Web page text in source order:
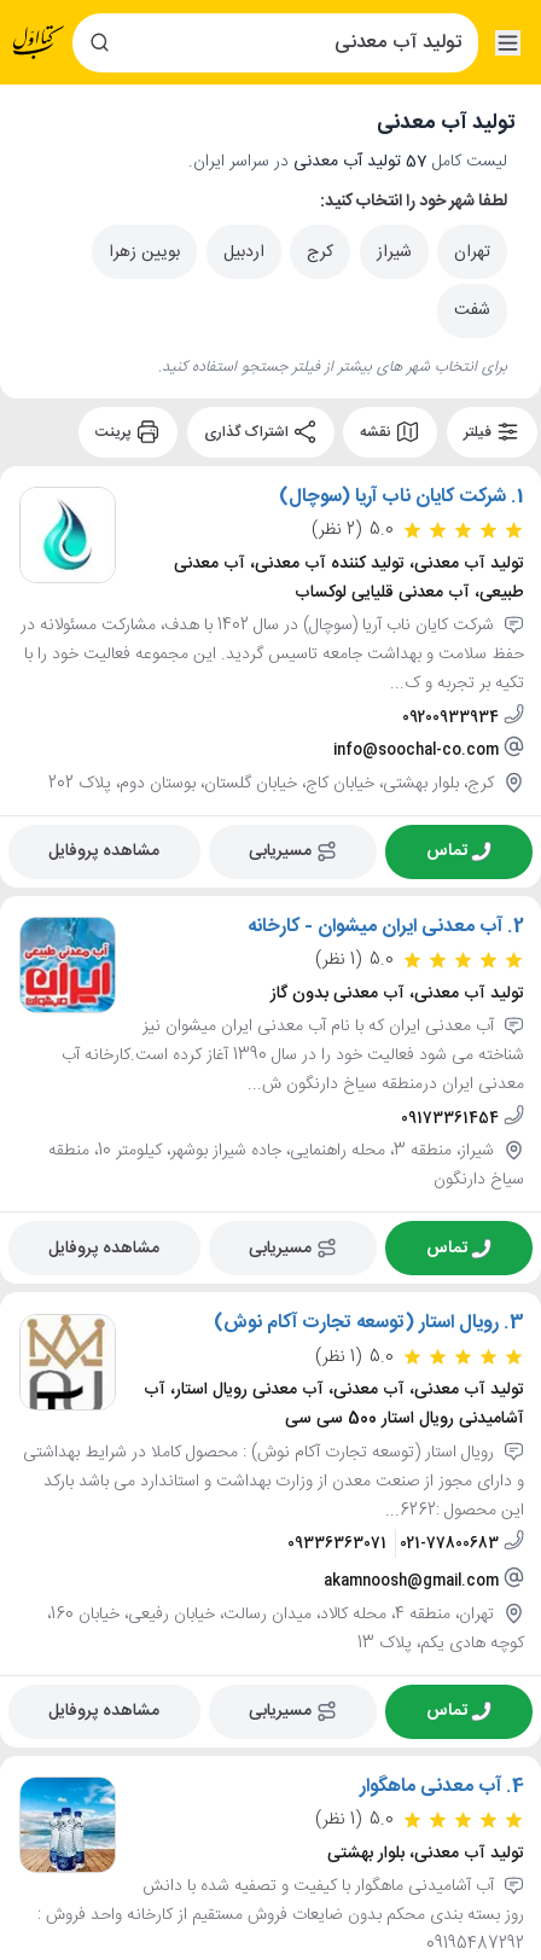
تولید آب معدنی
لیست کامل 57 تولید آب معدنی
در سراسر ایران.
لطفا شهر خود را انتخاب کنید:
تهران
شیراز کرج اردبیل بویین زهرا
شفت
برای انتخاب شهر های بیشتر از فیلتر جستجو استفاده کنید.
فیلتر نقشه
1. شرکت کایان ناب آریا (سوچال)
5.0 (2 نظر)
تولید آب معدنی، تولید کننده آب معدنی، آب معدنی
طبیعی، آب معدنی قلیایی لوکساب
شرکت کایان ناب آریا (سوچال) در سال 1402 با هدف، مشارکت مسئولانه در
حفظ سلامت و بهداشت جامعه تاسیس گردید. این مجموعه فعالیت خود را با
تکیه بر تجربه و ک...
09200933934
info@soochal-co.com
کرج، بلوار بهشتی، خیابان کاج، خیابان گلستان، بوستان دوم، پلاک 202
تماس مسیریابی مشاهده پروفایل
2. آب معدنی ایران میشوان - کارخانه
5.0 (1 نظر)
تولید آب معدنی، آب معدنی بدون گاز
آب معدنی ایران که با نام آب معدنی ایران میشوان نیز
شناخته می شود فعالیت خود را در سال 1390 آغاز کرده است.کارخانه آب
معدنی ایران درمنطقه سیاخ دارنگون ش...
09173361454
شیراز، منطقه 3، محله راهنمایی، جاده شیراز بوشهر، کیلومتر 10، منطقه
سیاخ دارنگون
تماس مسیریابی مشاهده پروفایل
3. رویال استار (توسعه تجارت آکام نوش)
5.0 (1 نظر)
تولید آب معدنی، آب معدنی، آب معدنی رویال استار، آب
آشامیدنی رویال استار 500 سی سی
رویال استار (توسعه تجارت آکام نوش) : محصول کاملا در شرایط بهداشتی
و دارای مجوز از صنعت معدن از وزارت بهداشت و استاندارد می باشد بارکد
این محصول :6262...
021-77800683
09336363071
akamnoosh@gmail.com
تهران، منطقه 4، محله کالاد، میدان رسالت، خیابان رفیعی، خیابان 160،
کوچه هادی یکم، پلاک 13
تماس مسیریابی مشاهده پروفایل
4. آب معدنی ماهگوار
5.0 (1 نظر)
تولید آب معدنی، بلوار بهشتی
آب آشامیدنی ماهگوار با کیفیت و تصفیه شده با دانش
روز بسته بندی محکم بدون ضایعات فروش مستقیم از کارخانه واحد فروش :
09195487292